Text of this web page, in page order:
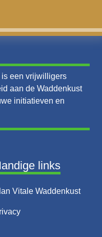
is een vrijwilligers
aan de Waddenkust
initiatieven en
links
Vitale Waddenkust